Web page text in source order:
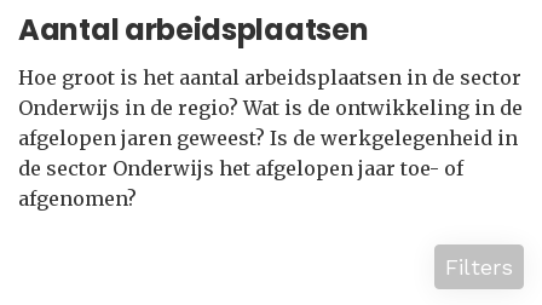
Aantal arbeidsplaatsen
Hoe groot is het aantal arbeidsplaatsen in de sector
Onderwijs in de regio? Wat is de ontwikkeling in de
afgelopen jaren geweest? Is de werkgelegenheid in
de sector Onderwijs het afgelopen jaar toe- of
afgenomen?
Filters